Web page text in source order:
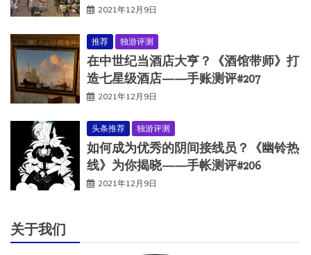
2021年12月9日
推荐 独游评测
在中世纪当酒店大亨？《酒馆带师》打
造七星级酒店——手账测评#207
2021年12月9日
头条推荐 独游评测
如何成为优秀的阴间接线员？《幽铃热
线》为你揭晓——手帐测评#206
2021年12月9日
关于我们